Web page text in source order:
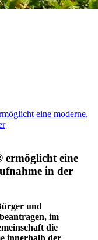
eine moderne,
ermöglicht eine
in der
und
im
die